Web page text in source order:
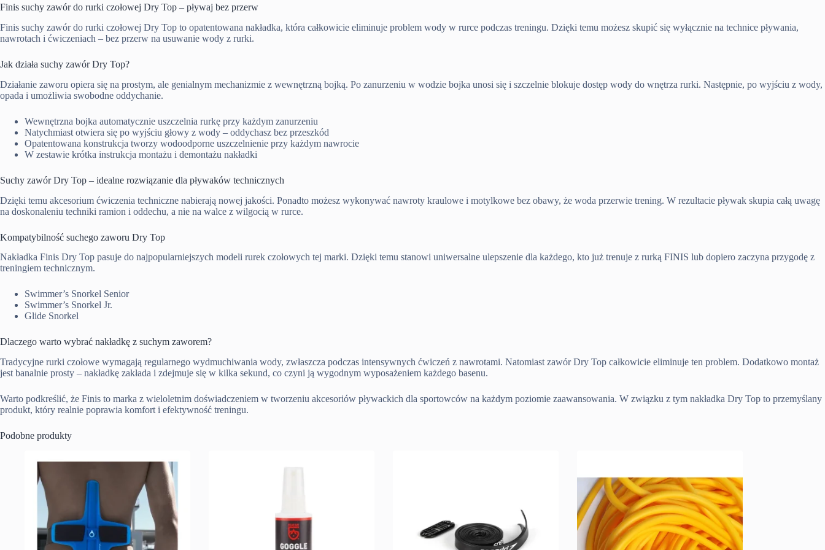
Finis suchy zawór do rurki czołowej Dry Top – pływaj bez przerw
Finis suchy zawór do rurki czołowej Dry Top to opatentowana nakładka, która całkowicie eliminuje problem wody w rurce podczas treningu. Dzięki temu możesz skupić się wyłącznie na technice pływania,
nawrotach i ćwiczeniach – bez przerw na usuwanie wody z rurki.
Jak działa suchy zawór Dry Top?
Działanie zaworu opiera się na prostym, ale genialnym mechanizmie z wewnętrzną bojką. Po zanurzeniu w wodzie bojka unosi się i szczelnie blokuje dostęp wody do wnętrza rurki. Następnie, po wyjściu z wody,
opada i umożliwia swobodne oddychanie.
Wewnętrzna bojka automatycznie uszczelnia rurkę przy każdym zanurzeniu
Natychmiast otwiera się po wyjściu głowy z wody – oddychasz bez przeszkód
Opatentowana konstrukcja tworzy wodoodporne uszczelnienie przy każdym nawrocie
W zestawie krótka instrukcja montażu i demontażu nakładki
Suchy zawór Dry Top – idealne rozwiązanie dla pływaków technicznych
Dzięki temu akcesorium ćwiczenia techniczne nabierają nowej jakości. Ponadto możesz wykonywać nawroty kraulowe i motylkowe bez obawy, że woda przerwie trening. W rezultacie pływak skupia całą uwagę
na doskonaleniu techniki ramion i oddechu, a nie na walce z wilgocią w rurce.
Kompatybilność suchego zaworu Dry Top
Nakładka Finis Dry Top pasuje do najpopularniejszych modeli rurek czołowych tej marki. Dzięki temu stanowi uniwersalne ulepszenie dla każdego, kto już trenuje z rurką FINIS lub dopiero zaczyna przygodę z
treningiem technicznym.
Swimmer’s Snorkel Senior
Swimmer’s Snorkel Jr.
Glide Snorkel
Dlaczego warto wybrać nakładkę z suchym zaworem?
Tradycyjne rurki czołowe wymagają regularnego wydmuchiwania wody, zwłaszcza podczas intensywnych ćwiczeń z nawrotami. Natomiast zawór Dry Top całkowicie eliminuje ten problem. Dodatkowo montaż
jest banalnie prosty – nakładkę zakłada i zdejmuje się w kilka sekund, co czyni ją wygodnym wyposażeniem każdego basenu.
Warto podkreślić, że Finis to marka z wieloletnim doświadczeniem w tworzeniu akcesoriów pływackich dla sportowców na każdym poziomie zaawansowania. W związku z tym nakładka Dry Top to przemyślany
produkt, który realnie poprawia komfort i efektywność treningu.
Podobne produkty